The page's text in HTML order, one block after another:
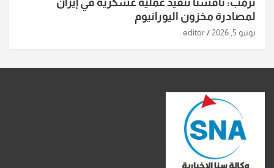
لمصادرة مخزون اليورانيوم
يونيو 5, 2026 editor